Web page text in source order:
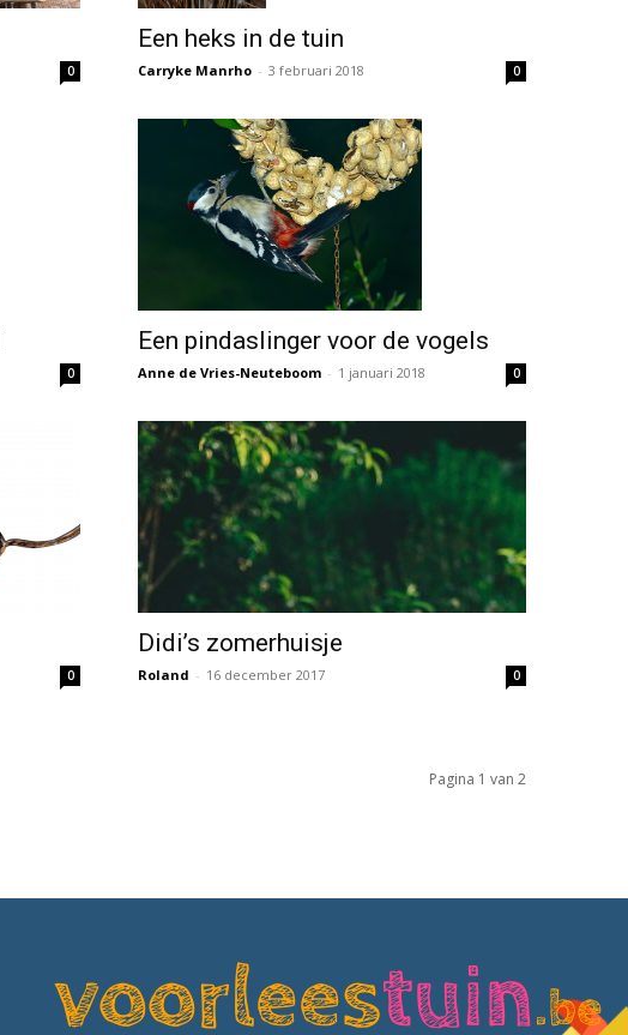
0
Een heks in de tuin
Carryke Manrho - 3 februari 2018 0
0
Een pindaslinger voor de vogels
Anne de Vries-Neuteboom - 1 januari 2018 0
0
Didi’s zomerhuisje
Roland - 16 december 2017 0
Pagina 1 van 2